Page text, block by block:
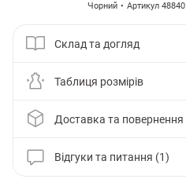
Чорний Артикул 48840
Склад та догляд
Таблиця розмірів
Доставка та повернення
Відгуки та питання (1)